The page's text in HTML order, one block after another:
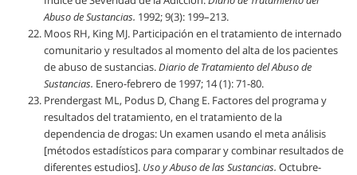
Abuso de Sustancias. 1992; 9(3): 199–213.
Moos RH, King MJ. Participación en el tratamiento de internado
comunitario y resultados al momento del alta de los pacientes
de abuso de sustancias.Diario de Tratamiento del Abuso de
Sustancias. Enero-febrero de 1997; 14 (1): 71-80.
Prendergast ML, Podus D, Chang E. Factores del programa y
resultados del tratamiento, en el tratamiento de la
dependencia de drogas: Un examen usando el meta análisis
[métodos estadísticos para comparar y combinar resultados de
diferentes estudios]. Uso y Abuso de las Sustancias. Octubre-